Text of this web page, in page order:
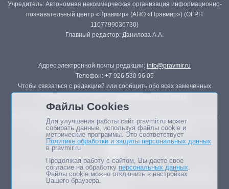
Учредитель: Автономная некоммерческая организация информационно-
познавательный центр «Правмир» (АНО «Правмир») (ОГРН
1107799036730)
Главный редактор: Данилова А.А.
Адрес электронной почты редакции: info@pravmir.ru
Телефон: +7 926 530 96 05
Чтобы связаться с редакцией или сообщить обо всех замеченных
Републикация материалов сайта в печатных изданиях (книгах, прессе)
возможна только с письменного разрешения редакции.
Мнение авторов статей портала может не совпадать с позицией
Файлы Cookies
Для улучшения работы сайт pravmir.ru может
собирать данные, используя файлы cookie и
метрические программы. Это соответствует
Политике обработки и защиты персональных данных
в pravmir.ru
Продолжая работу с сайтом, Вы даете свое
согласие на обработку персональных данных.
Файлы cookie можно отключить в настройках
Вашего браузера.